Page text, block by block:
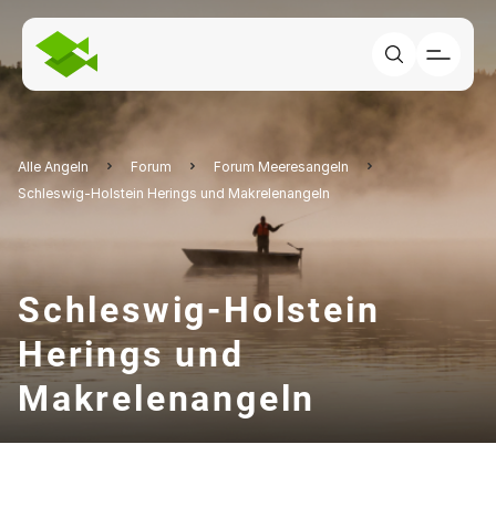
Alle Angeln Forum
Forum Meeresangeln
Schleswig-Holstein Herings und Makrelenangeln
Schleswig-Holstein
Herings und
Makrelenangeln